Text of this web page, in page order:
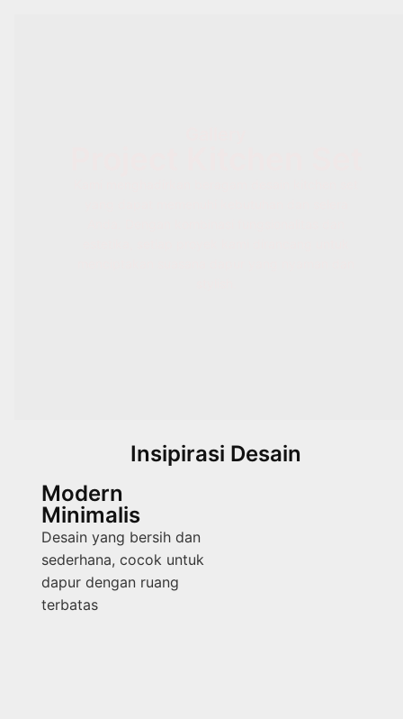
Insipirasi Desain
Modern
Minimalis
Desain yang bersih dan
sederhana, cocok untuk
dapur dengan ruang
terbatas